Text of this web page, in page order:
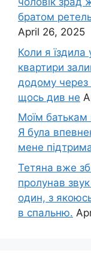
братом
April 26, 2025
Коли я їздила
квартири
додому через
щось див не
Моїм батькам
Я була
мене
Тетяна вже
пролунав
один, з
в спальню.